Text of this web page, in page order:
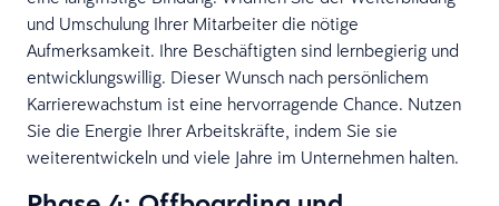
und Umschulung Ihrer Mitarbeiter die nötige
Aufmerksamkeit. Ihre Beschäftigten sind lernbegierig und
entwicklungswillig. Dieser Wunsch nach persönlichem
Karrierewachstum ist eine hervorragende Chance. Nutzen
Sie die Energie Ihrer Arbeitskräfte, indem Sie sie
weiterentwickeln und viele Jahre im Unternehmen halten.